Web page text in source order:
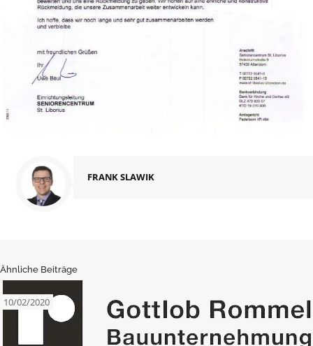
FRANK SLAWIK
Ähnliche Beiträge
10/02/2020